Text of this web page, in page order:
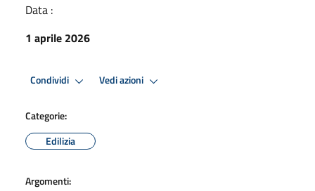
Data :
1 aprile 2026
Condividi Vedi azioni
Categorie:
Edilizia
Argomenti: